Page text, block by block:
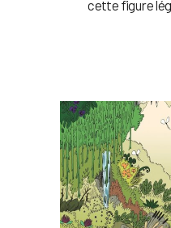
cette figure